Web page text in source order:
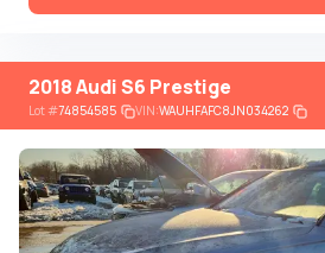
2018 Audi S6 Prestige
Lot#74854585 VIN:WAUHFAFC8JN034262